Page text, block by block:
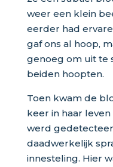
weer een klein
eerder had
gaf ons al hoop,
genoeg om uit te
beiden hoopten.
Toen kwam de
keer in haar
werd
daadwerkelijk
innesteling. Hier